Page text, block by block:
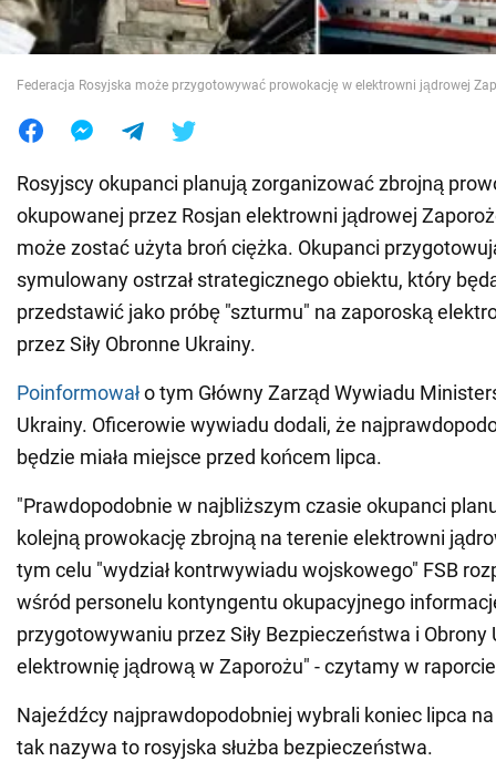
Świat
Jedzenie
Federacja Rosyjska może przygotowywać prowokację w elektrowni jądrowej
Rosyjscy okupanci planują zorganizować zbrojną
okupowanej przez Rosjan elektrowni jądrowej
może zostać użyta broń ciężka. Okupanci
symulowany ostrzał strategicznego obiektu, który
przedstawić jako próbę "szturmu" na zaporoską
przez Siły Obronne Ukrainy.
Poinformowało tym Główny Zarząd Wywiadu
Ukrainy. Oficerowie wywiadu dodali, że
będzie miała miejsce przed końcem lipca.
"Prawdopodobnie w najbliższym czasie okupanci
kolejną prowokację zbrojną na terenie elektrowni
tym celu "wydział kontrwywiadu wojskowego" FSB
wśród personelu kontyngentu okupacyjnego
przygotowywaniu przez Siły Bezpieczeństwa i Obrony
elektrownię jądrową w Zaporożu" - czytamy w
Najeźdźcy najprawdopodobniej wybrali koniec lipca
tak nazywa to rosyjska służba bezpieczeństwa.